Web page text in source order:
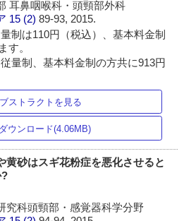
耳鼻咽喉科・頭頸部外科
15 (2)89-93, 2015.
制は110円（税込）、基本料金制
す。
量制、基本料金制の方共に913円
ストラクトを見る
ウンロード(4.06MB)
黄砂はスギ花粉症を悪化させると
?
究科頭頸部・感覚器科学分野